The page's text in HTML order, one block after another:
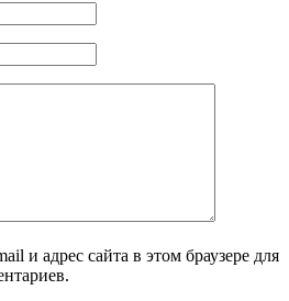
и адрес сайта в этом браузере для